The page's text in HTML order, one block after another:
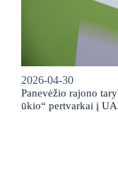
2026-04-30
Panevėžio rajono
ūkio“ pertvarkai į